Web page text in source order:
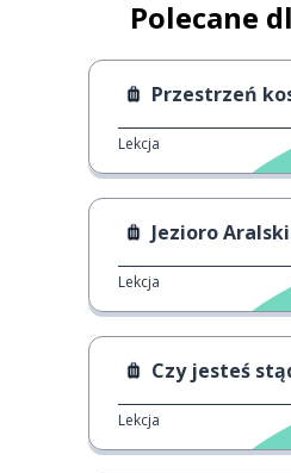
Polecane
Przestrzeń
Lekcja
Jezioro
Lekcja
Czy jesteś
Lekcja